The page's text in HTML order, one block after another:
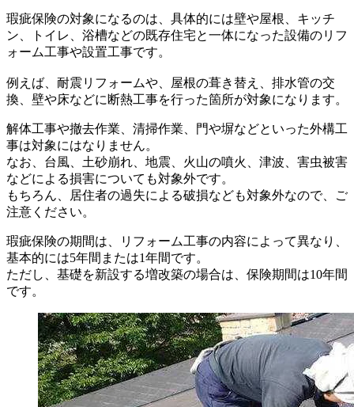
瑕疵保険の対象になるのは、具体的には壁や屋根、キッチ
ン、トイレ、浴槽などの既存住宅と一体になった設備のリフ
ォーム工事や設置工事です。
例えば、耐震リフォームや、屋根の葺き替え、排水管の交
換、壁や床などに断熱工事を行った箇所が対象になります。
解体工事や撤去作業、清掃作業、門や塀などといった外構工
事は対象にはなりません。
なお、台風、土砂崩れ、地震、火山の噴火、津波、害虫被害
などによる損害についても対象外です。
もちろん、居住者の過失による破損なども対象外なので、ご
注意ください。
瑕疵保険の期間は、リフォーム工事の内容によって異なり、
基本的には5年間または1年間です。
ただし、基礎を新設する増改築の場合は、保険期間は10年間
です。